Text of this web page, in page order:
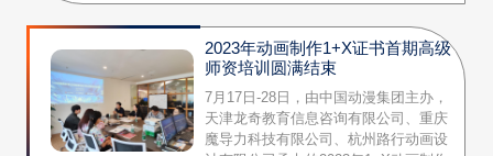
2023年动画制作1+X证书首期高级
师资培训圆满结束
7月17日-28日，由中国动漫集团主办，
天津龙奇教育信息咨询有限公司、重庆
魔导力科技有限公司、杭州路行动画设